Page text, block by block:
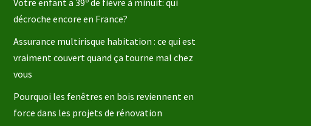
Votre enfant a 39º de fièvre à minuit: qui
décroche encore en France?
Assurance multirisque habitation : ce qui est
vraiment couvert quand ça tourne mal chez
vous
Pourquoi les fenêtres en bois reviennent en
force dans les projets de rénovation